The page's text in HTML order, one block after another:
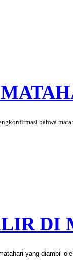
bahwa
DI
yang diambil